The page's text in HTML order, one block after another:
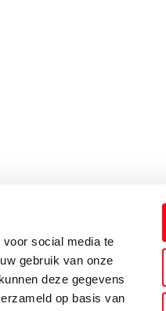
social media te
gebruik van onze
deze gegevens
op basis van